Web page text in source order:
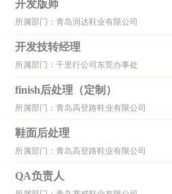
开发版师
所属部门：青岛润达鞋业有限公司
开发技转经理
所属部门：千里行公司东莞办事处
finish后处理（定制）
所属部门：青岛高登路鞋业有限公司
鞋面后处理
所属部门：青岛高登路鞋业有限公司
QA负责人